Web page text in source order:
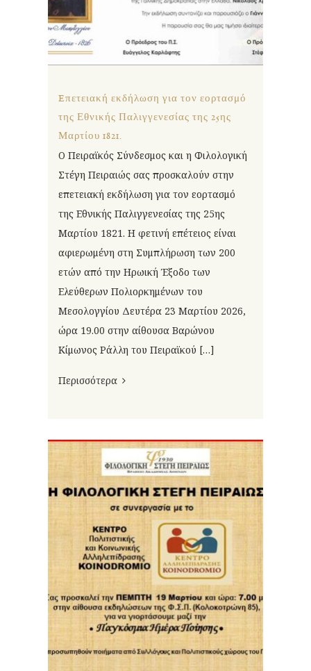
Eπετειακή εκδήλωση για τον εορτασμό
της Εθνικής Παλιγγενεσίας της 25ης
Μαρτίου 1821.
Ο Πειραϊκός Σύνδεσμος και η Φιλολογική
Στέγη Πειραιώς σας προσκαλούν στην
επετειακή εκδήλωση για τον εορτασμό
της Εθνικής Παλιγγενεσίας της 25ης
Μαρτίου 1821. Η φετινή επέτειος είναι
αφιερωμένη στη Συμπλήρωση των 200
ετών από την Ηρωική Έξοδο των
Ελεύθερων Πολιορκημένων του
Μεσολογγίου Δευτέρα 23 Μαρτίου 2026,
ώρα 19.00 στην αίθουσα Βαρώνου
Κίμωνος Ράλλη του Πειραϊκού […]
Περισσότερα